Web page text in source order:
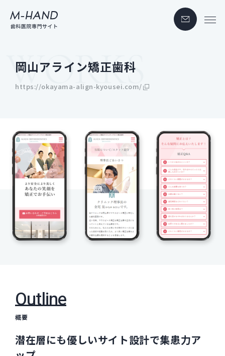
岡山アライン矯正歯科
https://okayama-align-kyousei.com/
Outline
概要
潜在層にも優しいサイト設計で集患力ア